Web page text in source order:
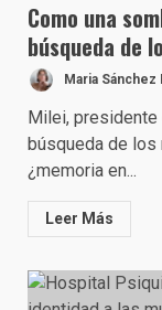
Como una
búsqueda de
Maria Sánchez
Milei, presidente
búsqueda de los
¿memoria en...
Leer Más